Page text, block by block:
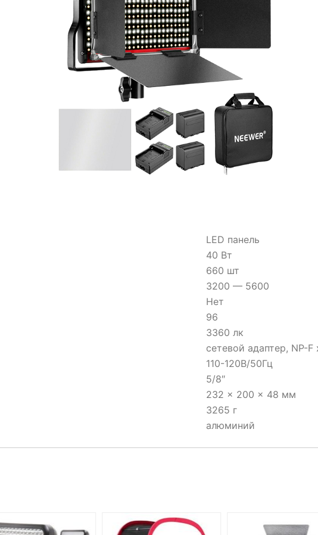
LED панель
40 Вт
660 шт
3200 — 5600
Нет
96
3360 лк
сетевой адаптер, NP-F
110-120В/50Гц
5/8″
232 × 200 × 48 мм
3265 г
алюминий